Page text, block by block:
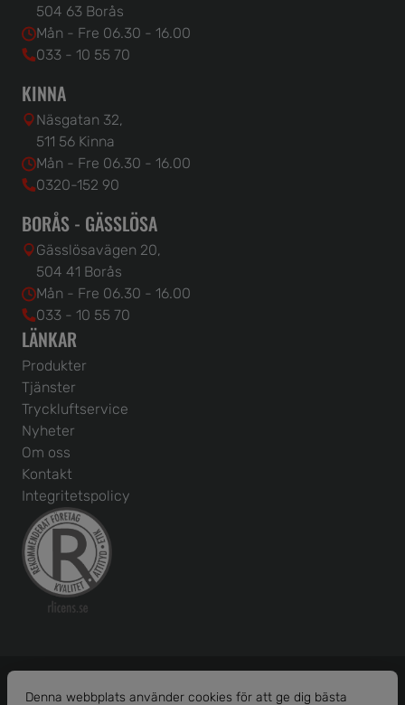
504 63 Borås
Mån - Fre 06.30 - 16.00
033 - 10 55 70
KINNA
Näsgatan 32,
511 56 Kinna
Mån - Fre 06.30 - 16.00
0320-152 90
BORÅS - GÄSSLÖSA
Gässlösavägen 20,
504 41 Borås
Mån - Fre 06.30 - 16.00
033 - 10 55 70
LÄNKAR
Produkter
Tjänster
Tryckluftservice
Nyheter
Om oss
Kontakt
Integritetspolicy
Denna webbplats använder cookies för att ge dig bästa